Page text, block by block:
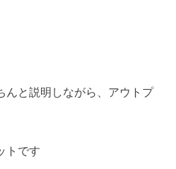
んと説明しながら、アウトプ
トです